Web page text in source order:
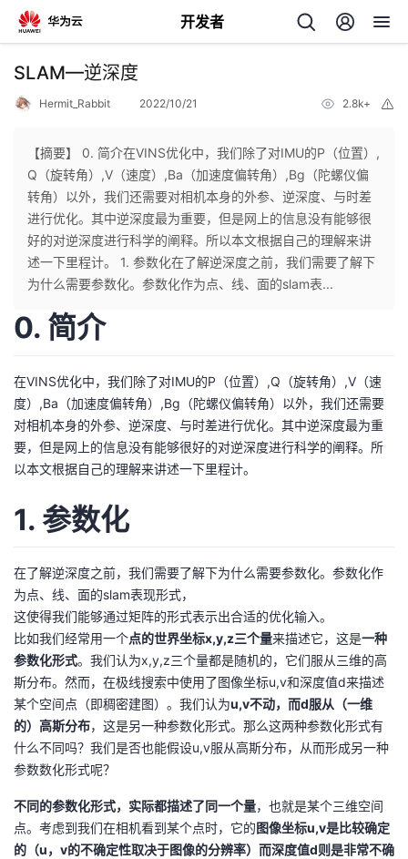
开发者
返
个
人
我
发
者
的
博
客
我
的
论
坛
我
的
圈
子
我
的
直
播
我
的
活
我
的
注
开
发
学
堂
我
的
课
程
我
的
认
我
的
验
我
收
的
Programs
我
的
持
我
的
技
术
支
我
的
云
声
议
SLAM—逆深度
Hermit_Rabbit 2022/10/21 2.8k+
【摘要】 0. 简介在VINS优化中，我们除了对IMU的P（位置）,
Q（旋转角）,V（速度）,Ba（加速度偏转角）,Bg（陀螺仪偏
转角）以外，我们还需要对相机本身的外参、逆深度、与时差
进行优化。其中逆深度最为重要，但是网上的信息没有能够很
好的对逆深度进行科学的阐释。所以本文根据自己的理解来讲
述一下里程计。 1. 参数化在了解逆深度之前，我们需要了解下
为什么需要参数化。参数化作为点、线、面的slam表...
0. 简介
在VINS优化中，我们除了对IMU的P（位置）,Q（旋转角）,V（速
度）,Ba（加速度偏转角）,Bg（陀螺仪偏转角）以外，我们还需要
对相机本身的外参、逆深度、与时差进行优化。其中逆深度最为重
要，但是网上的信息没有能够很好的对逆深度进行科学的阐释。所
以本文根据自己的理解来讲述一下里程计。
1. 参数化
在了解逆深度之前，我们需要了解下为什么需要参数化。参数化作
为点、线、面的slam表现形式，
这使得我们能够通过矩阵的形式表示出合适的优化输入。
比如我们经常用一个点的世界坐标x,y,z三个量来描述它，这是一种
参数化形式。我们认为x,y,z三个量都是随机的，它们服从三维的高
斯分布。然而，在极线搜索中使用了图像坐标u,v和深度值d来描述
某个空间点（即稠密建图）。我们认为u,v不动，而d服从（一维
的）高斯分布，这是另一种参数化形式。那么这两种参数化形式有
什么不同吗？我们是否也能假设u,v服从高斯分布，从而形成另一种
参数数化形式呢？
不同的参数化形式，实际都描述了同一个量，也就是某个三维空间
点。考虑到我们在相机看到某个点时，它的图像坐标u,v是比较确定
的（u，v的不确定性取决于图像的分辨率）而深度值d则是非常不确